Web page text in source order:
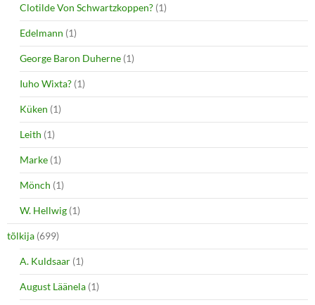
Clotilde Von Schwartzkoppen? (1)
Edelmann (1)
George Baron Duherne (1)
Iuho Wixta? (1)
Küken (1)
Leith (1)
Marke (1)
Mönch (1)
W. Hellwig (1)
tõlkija (699)
A. Kuldsaar (1)
August Läänela (1)